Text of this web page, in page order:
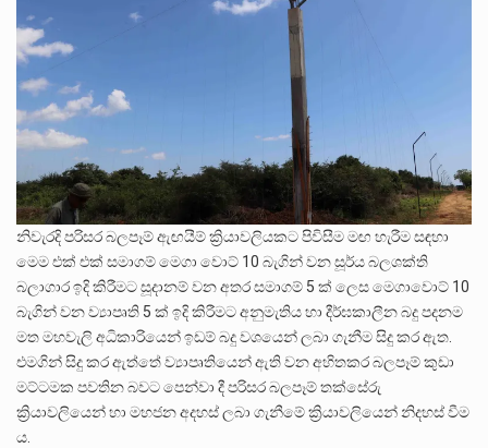
නිවැරදි පරිසර බලපෑම් ඇඟයීම් ක්‍රියාවලියකට පිවිසීම මඟ හැරීම සඳහා
මෙම එක් එක් සමාගම් මෙගා වොට් 10 බැගින් වන සූර්ය බලශක්ති
බලාගාර ඉදි කිරීමට සූදානම් වන අතර සමාගම් 5 ක් ලෙස මෙගාවොට් 10
බැගින් වන ව්‍යාපෘති 5 ක් ඉදි කිරීමට අනුමැතිය හා දීර්ඝකාලීන බදු පදනම
මත මහවැලි අධිකාරියෙන් ඉඩම් බදු වශයෙන් ලබා ගැනීම සිදු කර ඇත.
එමගින් සිදු කර ඇත්තේ ව්‍යාපෘතියෙන් ඇති වන අහිතකර බලපෑම් කුඩා
මට්ටමක පවතින බවට පෙන්වා දී පරිසර බලපෑම් තක්සේරු
ක්‍රියාවලියෙන් හා මහජන අදහස් ලබා ගැනීමේ ක්‍රියාවලියෙන් නිදහස් වීම
ය.